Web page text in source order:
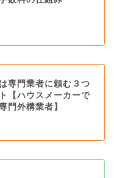
専門業者に頼む３つ
【ハウスメーカーで
門外構業者】